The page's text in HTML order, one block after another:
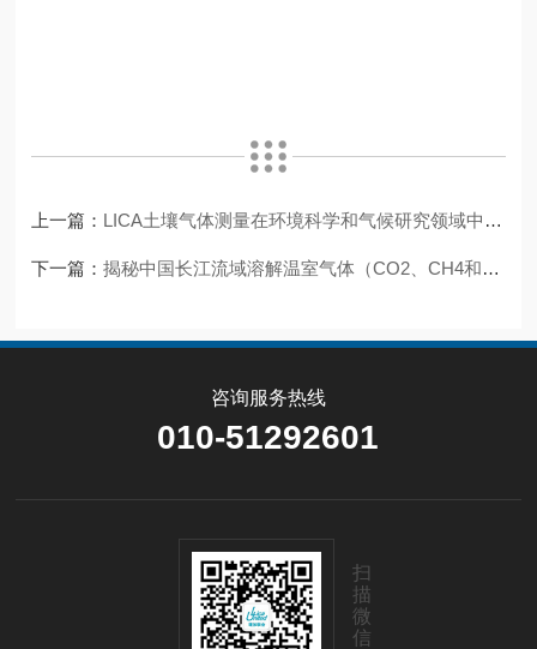
上一篇： LICA土壤气体测量在环境科学和气候研究领域中的意义
下一篇：揭秘中国长江流域溶解温室气体（CO2、CH4和N2O）的空间分布和调控因素
咨询服务热线
010-51292601
扫
描
微
信